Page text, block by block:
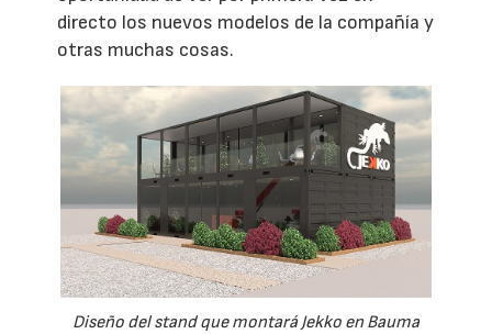
directo los nuevos modelos de la compañía y
otras muchas cosas.
Diseño del stand que montará Jekko en Bauma